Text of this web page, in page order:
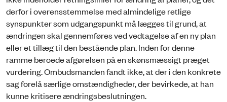
derfor i overensstemmelse med almindelige retlige
synspunkter som udgangspunkt må lægges til grund, at
ændringen skal gennemføres ved vedtagelse af en ny plan
eller et tillæg til den bestående plan. Inden for denne
ramme beroede afgørelsen på en skønsmæssigt præget
vurdering. Ombudsmanden fandt ikke, at der i den konkrete
sag forelå særlige omstændigheder, der bevirkede, at han
kunne kritisere ændringsbeslutningen.